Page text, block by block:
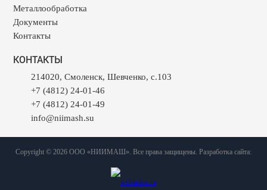
Металлообработка
Документы
Контакты
КОНТАКТЫ
214020, Смоленск, Шевченко, с.103
+7 (4812) 24-01-46
+7 (4812) 24-01-49
info@niimash.su
Copyright © 2026 ООО «НИИМАШ». Все права защищены. Разработка сайта: